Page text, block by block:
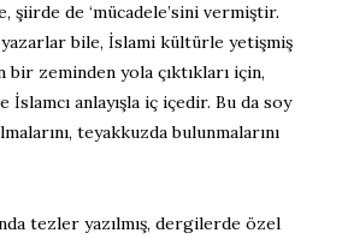
şiirde de ‘mücadele’sini vermiştir.
bile, İslami kültürle yetişmiş
bir zeminden yola çıktıkları için,
anlayışla iç içedir. Bu da soy
teyakkuzda bulunmalarını
tezler yazılmış, dergilerde özel